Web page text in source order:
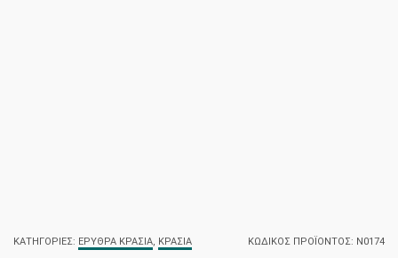
ΚΩΔΙΚΌΣ ΠΡΟΪΌΝΤΟΣ: N0174
ΚΑΤΗΓΟΡΊΕΣ: ΕΡΥΘΡΆ ΚΡΑΣΙΆ, ΚΡΑΣΙΆ